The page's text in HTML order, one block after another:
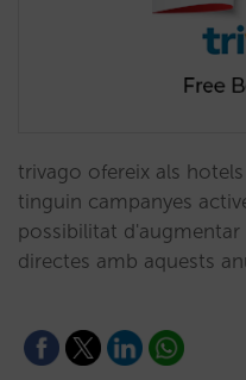
trivago ofereix als
tinguin campanyes
possibilitat d'augmentar
directes amb aquests